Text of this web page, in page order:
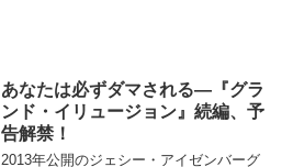
あなたは必ずダマされる―『グラ
ンド・イリュージョン』続編、予
告解禁！
2013年公開のジェシー・アイゼンバーグ